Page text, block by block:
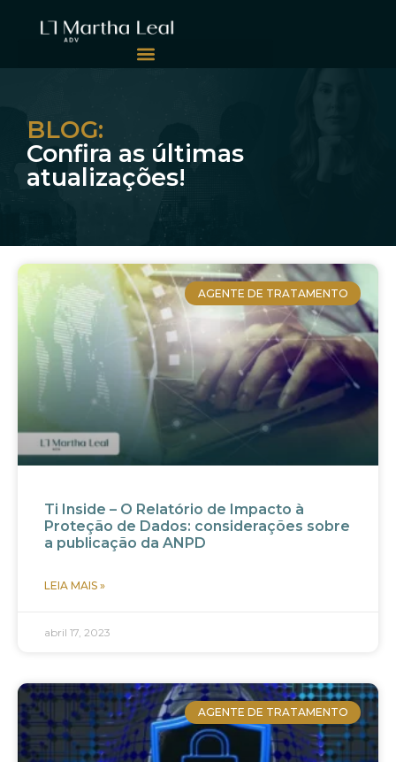
BLOG:
Confira as últimas
atualizações!
AGENTE DE TRATAMENTO
Ti Inside – O Relatório de Impacto à
Proteção de Dados: considerações sobre
a publicação da ANPD
LEIA MAIS »
abril 17, 2023
AGENTE DE TRATAMENTO